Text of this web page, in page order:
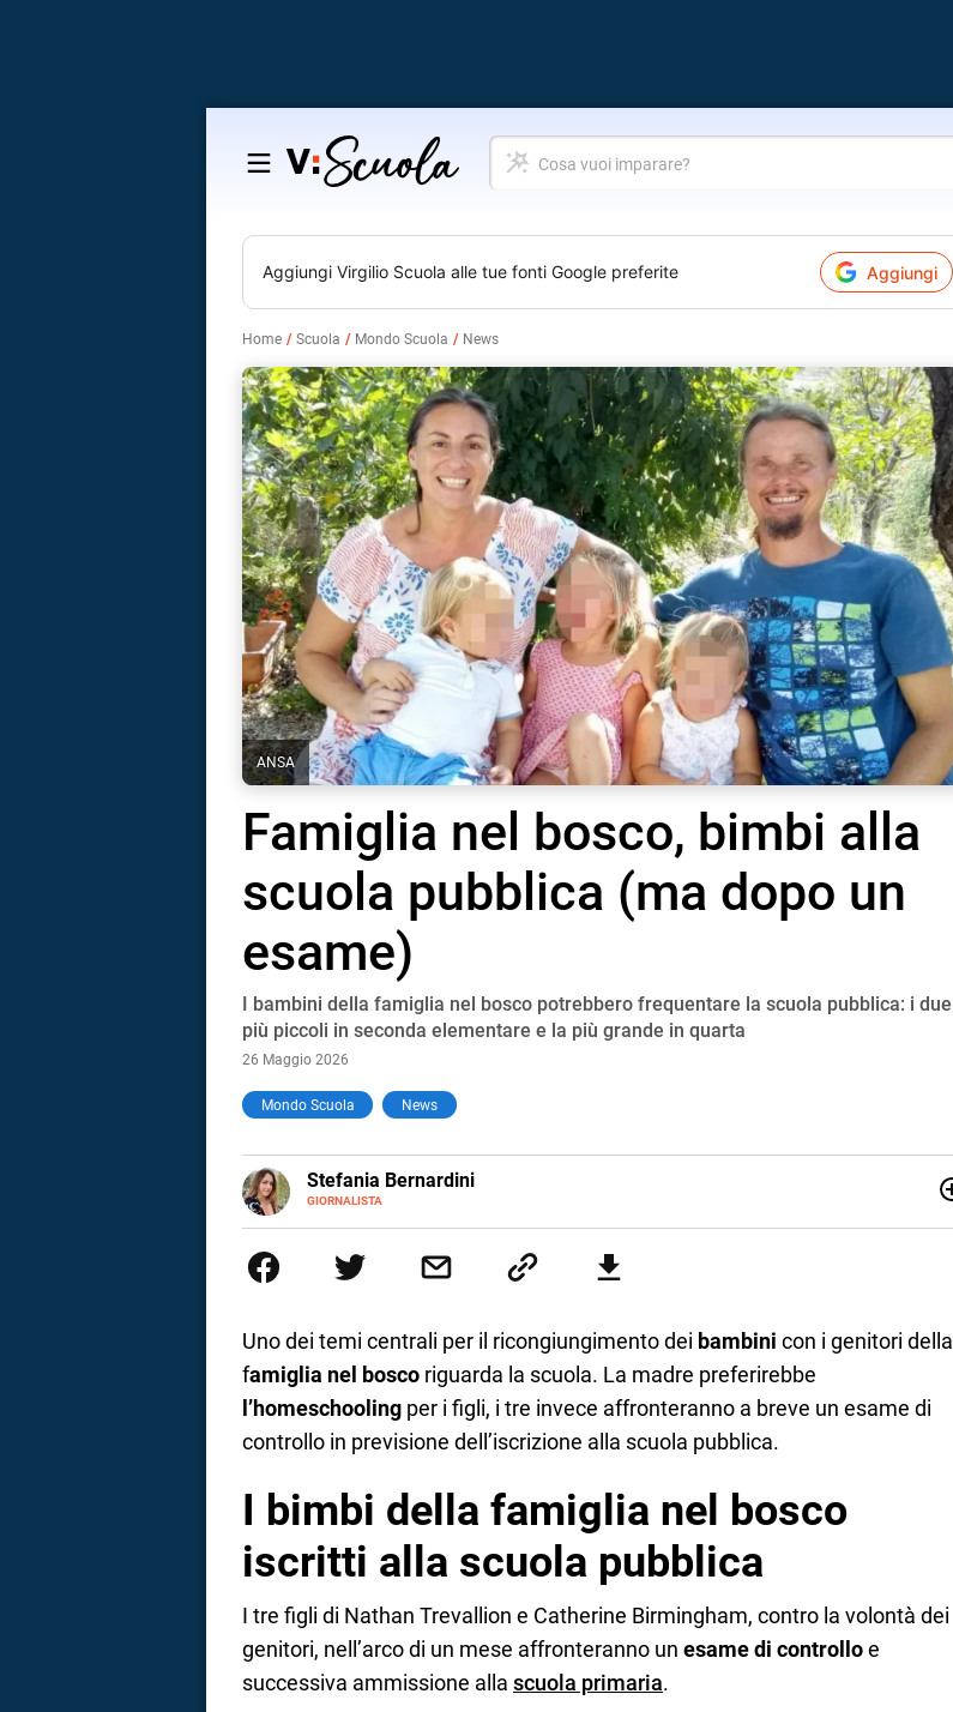
Salta
contenuto
Cosa
vuoi
Aggiungi Virgilio Scuola alle tue fonti Google preferite Aggiungi
Home Scuola Mondo Scuola News
ANSA
Famiglia nel bosco, bimbi alla
scuola pubblica (ma dopo un
esame)
I bambini della famiglia nel bosco potrebbero frequentare la scuola pubblica: i due
più piccoli in seconda elementare e la più grande in quarta
26 Maggio 2026
Mondo Scuola News
Stefania Bernardini
GIORNALISTA
E-
MAIL
esperienze nella redazione di testate giornalistiche online e Tv e lavora anche nell’ambito
social
Uno dei temi centrali per il ricongiungimento dei bambini con i genitori della
famiglia nel bosco riguarda la scuola. La madre preferirebbe
l’homeschooling per i figli, i tre invece affronteranno a breve un esame di
controllo in previsione dell’iscrizione alla scuola pubblica.
I bimbi della famiglia nel bosco
iscritti alla scuola pubblica
I tre figli di Nathan Trevallion e Catherine Birmingham, contro la volontà dei
genitori, nell’arco di un mese affronteranno un esame di controlloe
successiva ammissione alla scuola primaria.